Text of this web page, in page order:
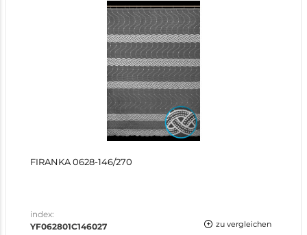
FIRANKA 0628-146/270
index:
YF062801C146027
zu vergleichen